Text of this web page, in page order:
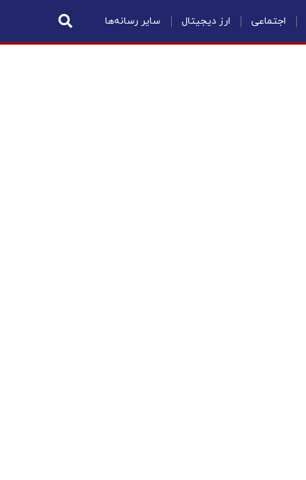
اجتماعی ارز دیجیتال سایر رسانه‌ها